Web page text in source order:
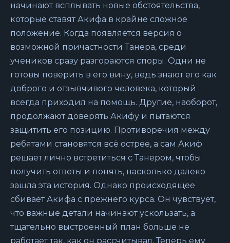
начинают всплывать новые обстоятельства,
которые ставят Акифа в крайне сложное
положение. Когда появляется версия о
возможной причастности Танера, среди
учеников сразу разгораются споры. Одни не
готовы поверить в его вину, ведь знают его как
доброго и отзывчивого человека, который
всегда приходил на помощь. Другие, наоборот,
продолжают доверять Акифу и пытаются
защитить его позицию. Противоречия между
ребятами становятся всё острее, а сам Акиф
решает лично встретиться с Танером, чтобы
получить ответы и понять, насколько далеко
зашла эта история. Однако происходящее
сбивает Акифа с прежнего курса. Он чувствует,
что важные детали начинают ускользать, а
тщательно выстроенный план больше не
работает так, как он рассчитывал. Теперь ему